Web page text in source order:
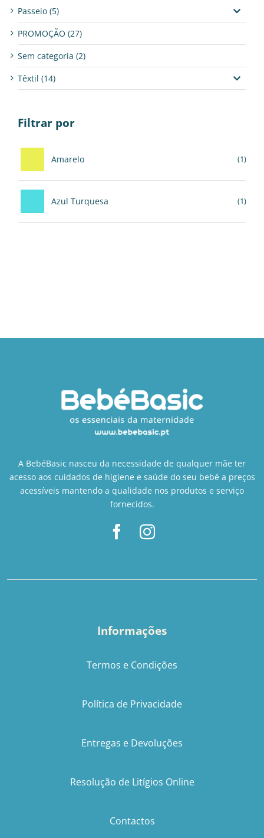
Passeio (5)
PROMOÇÃO (27)
Sem categoria (2)
Têxtil (14)
Filtrar por
Amarelo (1)
Azul Turquesa (1)
A BebéBasic nasceu da necessidade de qualquer mãe ter
acesso aos cuidados de higiene e saúde do seu bebé a preços
acessíveis mantendo a qualidade nos produtos e serviço
fornecidos.
Informações
Termos e Condições
Política de Privacidade
Entregas e Devoluções
Resolução de Litígios Online
Contactos